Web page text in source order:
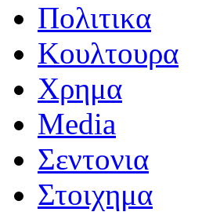
Πολιτικα
Κουλτουρα
Χρημα
Media
Σεντονια
Στοιχημα